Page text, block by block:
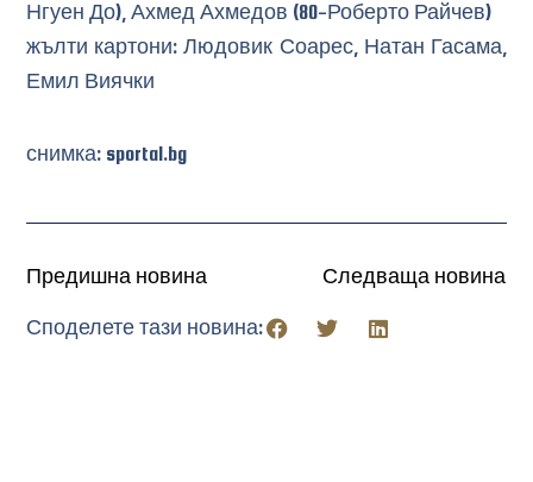
Нгуен До), Ахмед Ахмедов (80-Роберто Райчев)
жълти картони: Людовик Соарес, Натан Гасама,
Емил Виячки
снимка: sportal.bg
Предишна новина Следваща новина
Споделете тази новина: